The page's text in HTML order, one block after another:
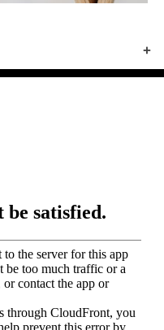
+